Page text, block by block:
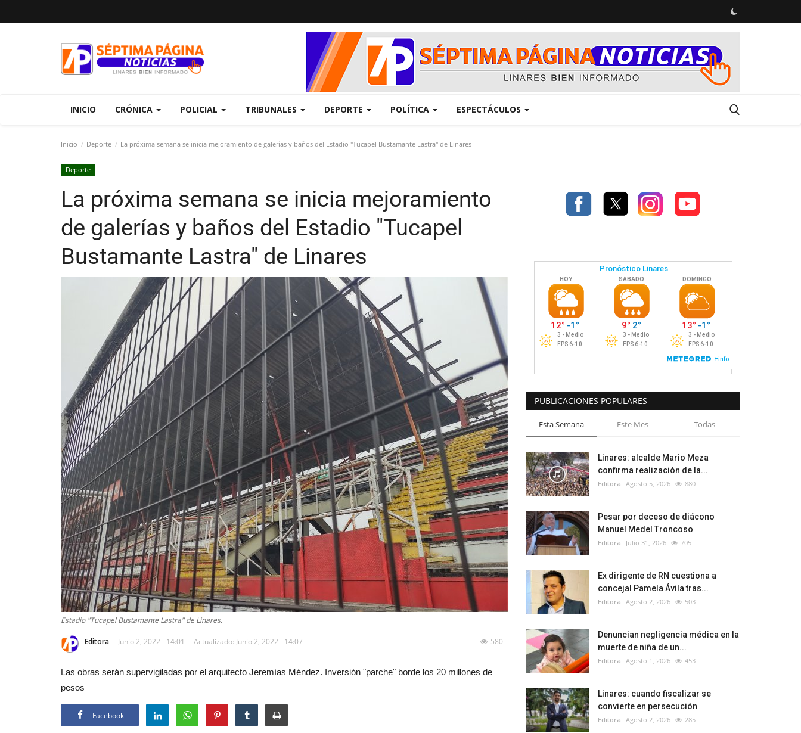
INICIO CRÓNICA POLICIAL TRIBUNALES DEPORTE POLÍTICA ESPECTÁCULOS
Inicio Deporte La próxima semana se inicia mejoramiento de galerías y baños del Estadio "Tucapel Bustamante Lastra" de Linares
Deporte
La próxima semana se inicia mejoramiento
de galerías y baños del Estadio "Tucapel
Bustamante Lastra" de Linares
Estadio "Tucapel Bustamante Lastra" de Linares.
Editora Junio 2, 2022 - 14:01 Actualizado: Junio 2, 2022 - 14:07 580
Las obras serán supervigiladas por el arquitecto Jeremías Méndez. Inversión "parche" borde los 20 millones de
pesos
Facebook
PUBLICACIONES POPULARES
Esta Semana Este Mes Todas
Linares: alcalde Mario Meza
confirma realización de la...
Editora Agosto 5, 2026 880
Pesar por deceso de diácono
Manuel Medel Troncoso
Editora Julio 31, 2026 705
Ex dirigente de RN cuestiona a
concejal Pamela Ávila tras...
Editora Agosto 2, 2026 503
Denuncian negligencia médica en la
muerte de niña de un...
Editora Agosto 1, 2026 453
Linares: cuando fiscalizar se
convierte en persecución
Editora Agosto 2, 2026 285